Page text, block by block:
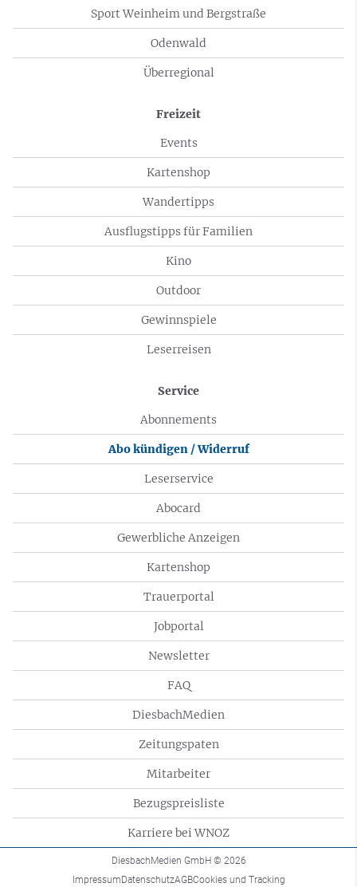
Sport Weinheim und Bergstraße
Odenwald
Überregional
Freizeit
Events
Kartenshop
Wandertipps
Ausflugstipps für Familien
Kino
Outdoor
Gewinnspiele
Leserreisen
Service
Abonnements
Abo kündigen / Widerruf
Leserservice
Abocard
Gewerbliche Anzeigen
Kartenshop
Trauerportal
Jobportal
Newsletter
FAQ
DiesbachMedien
Zeitungspaten
Mitarbeiter
Bezugspreisliste
Karriere bei WNOZ
DiesbachMedien GmbH © 2026
ImpressumDatenschutzAGBCookies und Tracking